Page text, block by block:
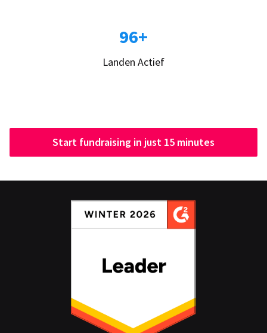
96+
Landen Actief
Start fundraising in just 15 minutes